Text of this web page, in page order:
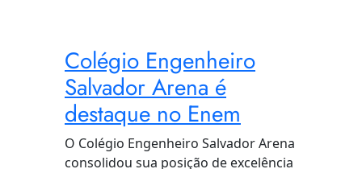
Colégio Engenheiro
Salvador Arena é
destaque no Enem
O Colégio Engenheiro Salvador Arena
consolidou sua posição de excelência